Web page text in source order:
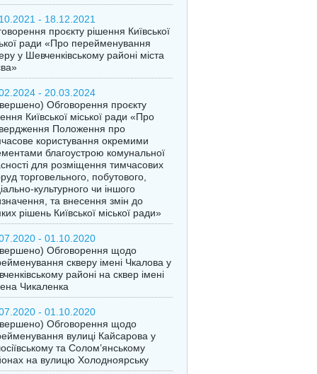
- 18.12.2021
проєкту рішення Київської
ради «Про перейменування
у Шевченківському районі міста
- 20.03.2024
Обговорення проєкту
Київської міської ради «Про
Положення про
користування окремими
благоустрою комунальної
для розміщення тимчасових
торговельного, побутового,
культурного чи іншого
та внесення змін до
рішень Київської міської ради»
- 01.10.2020
Обговорення щодо
скверу імені Чкалова у
районі на сквер імені
Чикаленка
- 01.10.2020
Обговорення щодо
вулиці Кайсарова у
та Солом’янському
на вулицю Холодноярську